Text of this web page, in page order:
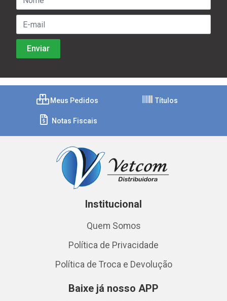
Meus Pedidos Títulos
Notas Fiscais
Institucional
Quem Somos
Política de Privacidade
Política de Troca e Devolução
Baixe já nosso APP